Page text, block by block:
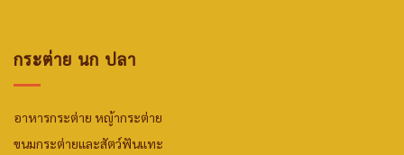
กระต่าย นก ปลา
อาหารกระต่าย หญ้ากระต่าย
ขนมกระต่ายและสัตว์ฟันแทะ